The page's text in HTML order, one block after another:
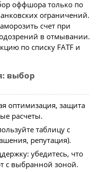
оффшора только по
ограничений.
счет при
в отмывании.
по списку FATF и
выбор
оптимизация, защита
расчеты.
таблицу с
репутация).
убедитесь, что
с выбранной зоной.